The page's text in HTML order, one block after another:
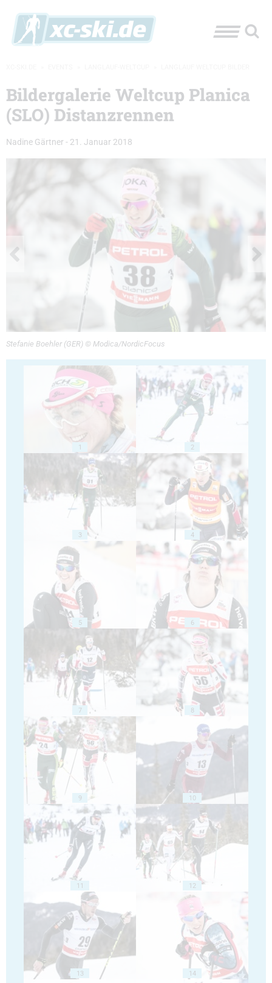
Bildergalerie Weltcup Planica
(SLO) Distanzrennen
Nadine Gärtner - 21. Januar 2018
Stefanie Boehler (GER) © Modica/NordicFocus
1 2
3 4
5 6
7 8
9 10
11 12
13 14